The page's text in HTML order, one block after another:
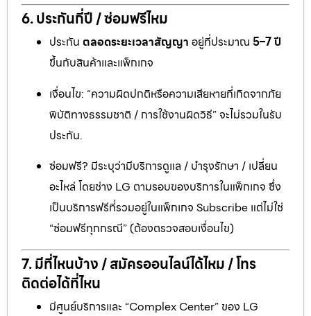
6. ประกันกี่ปี / ซ่อมฟรีไหม
ประกัน ตลอดระยะเวลาสัญญา อยู่ที่ประมาณ 5–7 ปี
ขึ้นกับสินค้าและแพ็กเกจ
เงื่อนไข: “ความผิดปกติหรือความเสียหายที่เกิดจากภัย
พิบัติทางธรรมชาติ / การใช้งานผิดวิธี” จะไม่รวมในรับ
ประกัน.
ซ่อมฟรี? มีระบุว่ามีบริการดูแล / บำรุงรักษา / เปลี่ยน
อะไหล่ โดยช่าง LG ตามรอบของบริการในแพ็กเกจ ซึ่ง
เป็นบริการฟรีที่รวมอยู่ในแพ็กเกจ Subscribe แต่ไม่ใช่
“ซ่อมฟรีทุกกรณี” (ต้องตรวจสอบเงื่อนไข)
7. มีที่ไหนบ้าง / สมัครออนไลน์ได้ไหม / โทร
ติดต่อได้ที่ไหน
มีศูนย์บริการและ “Complex Center” ของ LG